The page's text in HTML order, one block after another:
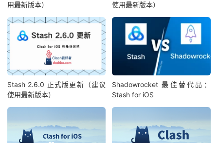
用最新版本）
使用最新版本）
Stash 2.6.0 正式版更新（建议
使用最新版本）
Shadowrocket 最佳替代品：
Stash for iOS